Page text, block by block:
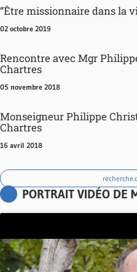
“Être missionnaire dans la
02 octobre 2019
Rencontre avec Mgr
Chartres
05 novembre 2018
Monseigneur Philippe
Chartres
16 avril 2018
PORTRAIT VIDÉO DE